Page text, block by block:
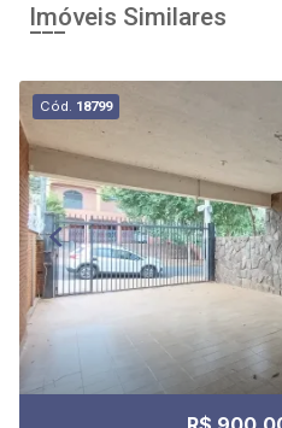
Imóveis Similares
Cód. 18799